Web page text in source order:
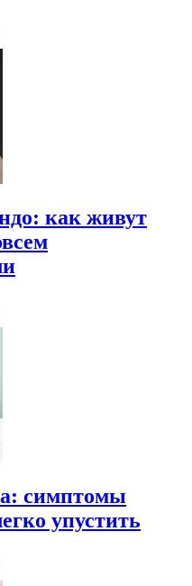
как живут
симптомы
упустить